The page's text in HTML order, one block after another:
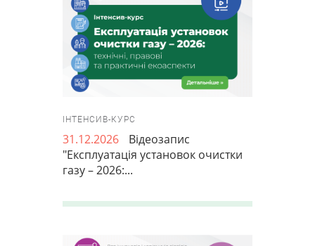
ІНТЕНСИВ-КУРС
31.12.2026
Відеозапис
"Експлуатація установок очистки
газу – 2026:...